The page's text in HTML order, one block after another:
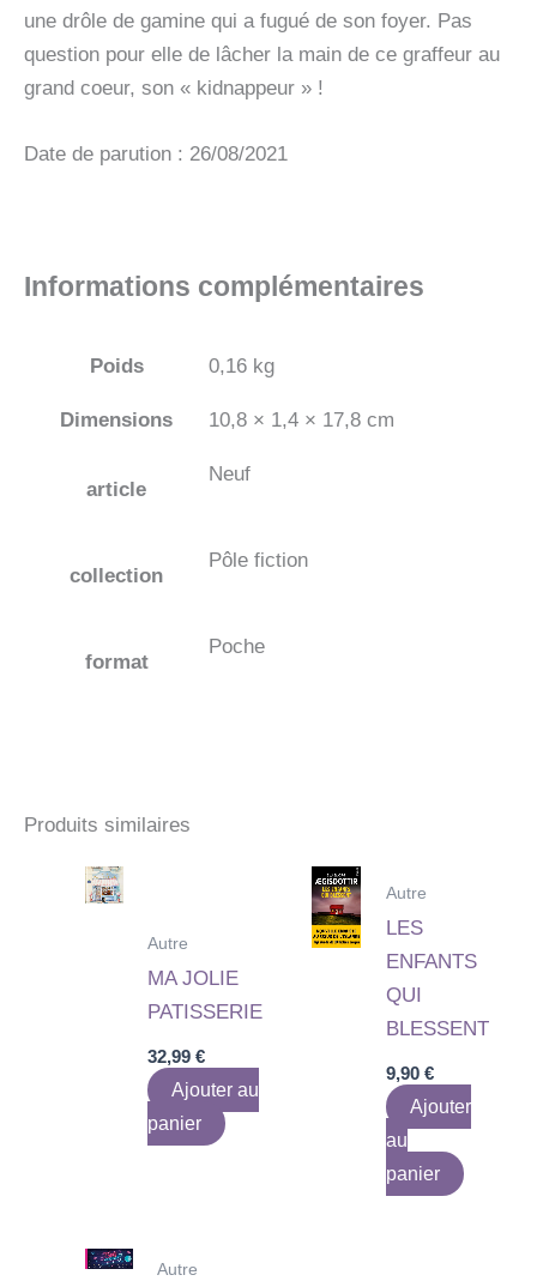
une drôle de gamine qui a fugué de son foyer. Pas
question pour elle de lâcher la main de ce graffeur au
grand coeur, son « kidnappeur » !
Date de parution : 26/08/2021
Informations complémentaires
Poids 0,16 kg
Dimensions 10,8 × 1,4 × 17,8 cm
article
Neuf
collection
Pôle fiction
format
Poche
Produits similaires
Autre
MA JOLIE
PATISSERIE
32,99€
Ajouter au
panier
Autre
LES
ENFANTS
QUI
BLESSENT
9,90 €
Ajouter
au
panier
Autre